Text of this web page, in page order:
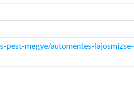
pest-megye/automentes-lajosmizse-